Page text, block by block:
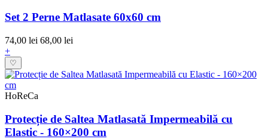
Set 2 Perne Matlasate 60x60 cm
74,00 lei 68,00 lei
+
♡
HoReCa
Protecție de Saltea Matlasată Impermeabilă cu
Elastic - 160×200 cm